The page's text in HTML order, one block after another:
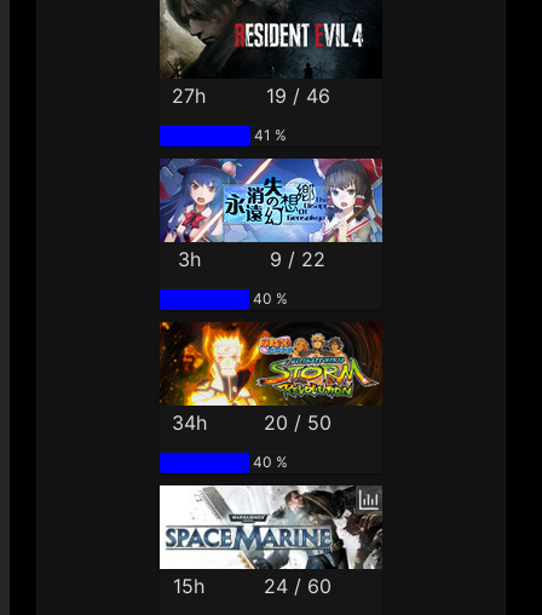
27h 19 / 46
41 %
3h 9 / 22
40 %
34h 20 / 50
40 %
15h 24 / 60